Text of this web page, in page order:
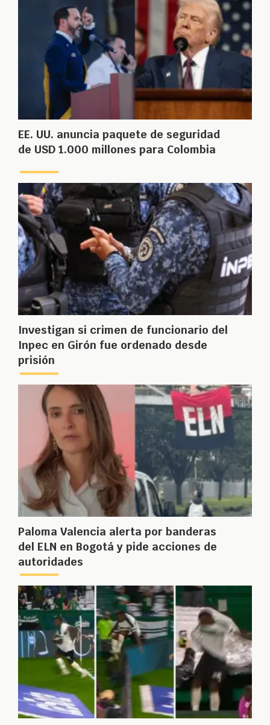
EE. UU. anuncia paquete de seguridad
de USD 1.000 millones para Colombia
Investigan si crimen de funcionario del
Inpec en Girón fue ordenado desde
prisión
Paloma Valencia alerta por banderas
del ELN en Bogotá y pide acciones de
autoridades